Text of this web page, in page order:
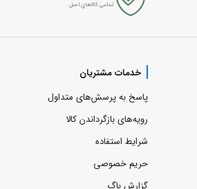
تمامی کالاهای اصل
خدمات مشتریان
پاسخ به پرسش‌های متداول
رویه‌های بازگرداندن کالا
شرایط استفاده
حریم خصوصی
گزارش باگ